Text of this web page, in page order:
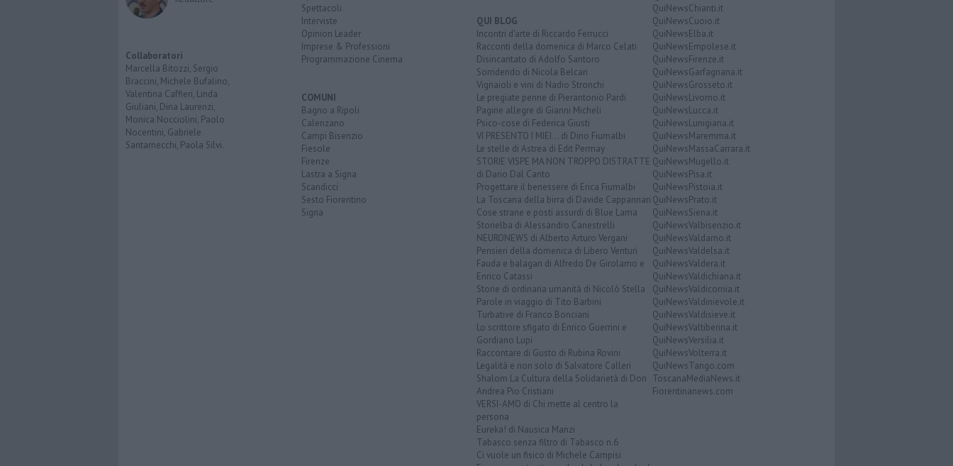
Collaboratori
Marcella Bitozzi, Sergio
Braccini, Michele Bufalino,
Valentina Caffieri, Linda
Giuliani, Dina Laurenzi,
Monica Nocciolini, Paolo
Nocentini, Gabriele
Santarnecchi, Paola Silvi.
Spettacoli
Interviste
Opinion Leader
Imprese & Professioni
Programmazione Cinema
COMUNI
Bagno a Ripoli
Calenzano
Campi Bisenzio
Fiesole
Firenze
Lastra a Signa
Scandicci
Sesto Fiorentino
Signa
QUI BLOG
Incontri d'arte di Riccardo Ferrucci
Racconti della domenica di Marco Celati
Disincantato di Adolfo Santoro
Sorridendo di Nicola Belcari
Vignaioli e vini di Nadio Stronchi
Le pregiate penne di Pierantonio Pardi
Pagine allegre di Gianni Micheli
Psico-cose di Federica Giusti
VI PRESENTO I MIEI... di Dino Fiumalbi
Le stelle di Astrea di Edit Permay
STORIE VISPE MA NON TROPPO DISTRATTE
di Dario Dal Canto
Progettare il benessere di Erica Fiumalbi
La Toscana della birra di Davide Cappannari
Cose strane e posti assurdi di Blue Lama
Storielba di Alessandro Canestrelli
NEURONEWS di Alberto Arturo Vergani
Pensieri della domenica di Libero Venturi
Fauda e balagan di Alfredo De Girolamo e
Enrico Catassi
Storie di ordinaria umanità di Nicolò Stella
Parole in viaggio di Tito Barbini
Turbative di Franco Bonciani
Lo scrittore sfigato di Enrico Guerrini e
Gordiano Lupi
Raccontare di Gusto di Rubina Rovini
Legalità e non solo di Salvatore Calleri
Shalom La Cultura della Solidarietà di Don
Andrea Pio Cristiani
VERSI-AMO di Chi mette al centro la
persona
Eureka! di Nausica Manzi
Tabasco senza filtro di Tabasco n.6
Ci vuole un fisico di Michele Campisi
QuiNewsChianti.it
QuiNewsCuoio.it
QuiNewsElba.it
QuiNewsEmpolese.it
QuiNewsFirenze.it
QuiNewsGarfagnana.it
QuiNewsGrosseto.it
QuiNewsLivorno.it
QuiNewsLucca.it
QuiNewsLunigiana.it
QuiNewsMaremma.it
QuiNewsMassaCarrara.it
QuiNewsMugello.it
QuiNewsPisa.it
QuiNewsPistoia.it
QuiNewsPrato.it
QuiNewsSiena.it
QuiNewsValbisenzio.it
QuiNewsValdarno.it
QuiNewsValdelsa.it
QuiNewsValdera.it
QuiNewsValdichiana.it
QuiNewsValdicornia.it
QuiNewsValdinievole.it
QuiNewsValdisieve.it
QuiNewsValtiberina.it
QuiNewsVersilia.it
QuiNewsVolterra.it
QuiNewsTango.com
ToscanaMediaNews.it
Fiorentinanews.com